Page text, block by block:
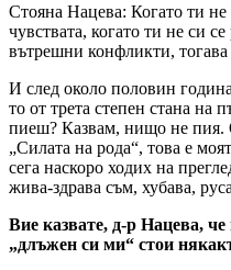
Стояна Нацева: Когато ти
чувствата, когато ти не си
вътрешни конфликти, тогава
И след около половин
то от трета степен стана на
пиеш? Казвам, нищо не пия.
„Силата на рода“, това е
сега наскоро ходих на
жива-здрава съм, хубава,
Вие казвате, д-р Нацева,
„длъжен си ми“ стои